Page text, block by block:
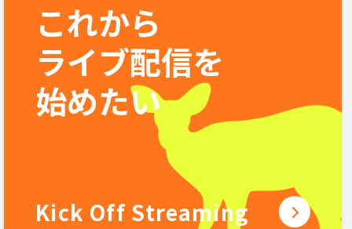
これから
ライブ配信を
始めたい
Kick Off Streaming